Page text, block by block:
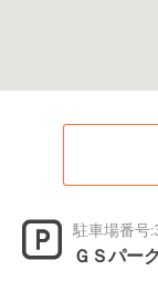
駐車場番号
ＧＳパー